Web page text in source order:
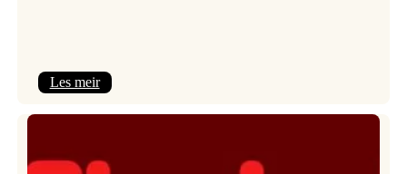
Les meir: